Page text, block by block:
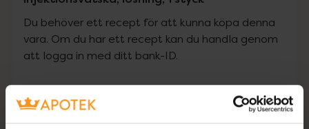
Du behöver ett recept för att kunna köpa denna
vara. Om du har ett recept kan du handla genom
att logga in med ditt bank-ID.
Högkostnadsskyddet gäller inte